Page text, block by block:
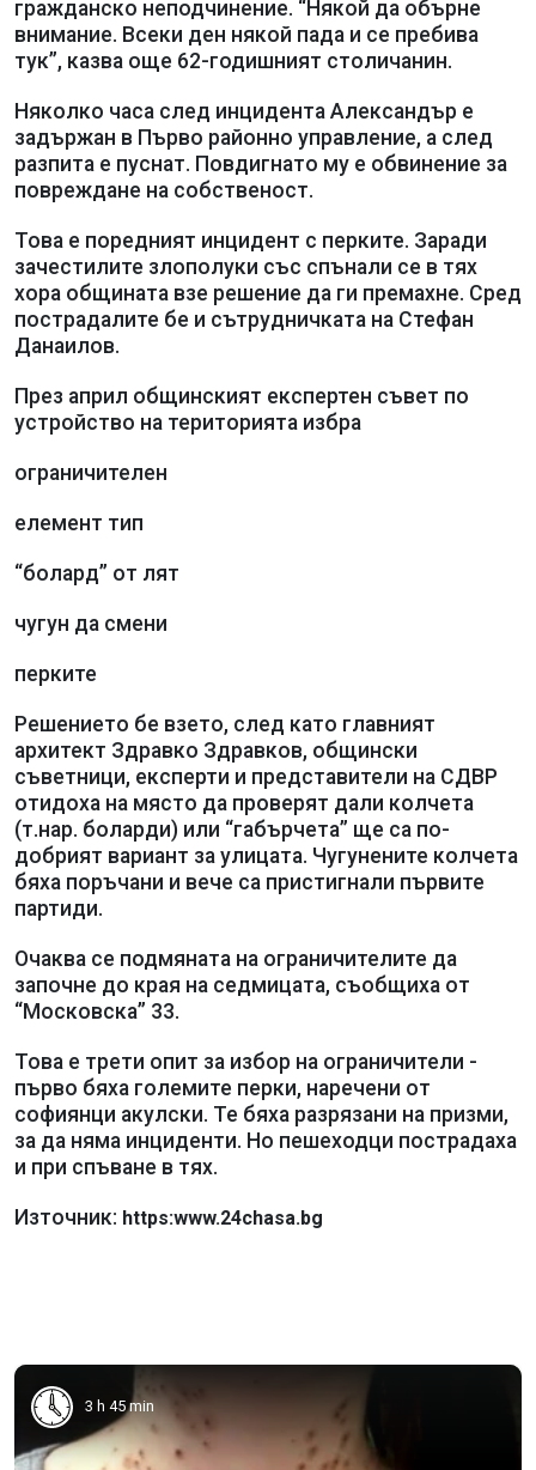
гражданско неподчинение. “Някой да обърне
внимание. Всеки ден някой пада и се пребива
тук”, казва още 62-годишният столичанин.
Няколко часа след инцидента Александър е
задържан в Първо районно управление, а след
разпита е пуснат. Повдигнато му е обвинение за
повреждане на собственост.
Това е поредният инцидент с перките. Заради
зачестилите злополуки със спънали се в тях
хора общината взе решение да ги премахне. Сред
пострадалите бе и сътрудничката на Стефан
Данаилов.
През април общинският експертен съвет по
устройство на територията избра
ограничителен
елемент тип
“болард” от лят
чугун да смени
перките
Решението бе взето, след като главният
архитект Здравко Здравков, общински
съветници, експерти и представители на СДВР
отидоха на място да проверят дали колчета
(т.нар. боларди) или “габърчета” ще са по-
добрият вариант за улицата. Чугунените колчета
бяха поръчани и вече са пристигнали първите
партиди.
Очаква се подмяната на ограничителите да
започне до края на седмицата, съобщиха от
“Московска” 33.
Това е трети опит за избор на ограничители -
първо бяха големите перки, наречени от
софиянци акулски. Те бяха разрязани на призми,
за да няма инциденти. Но пешеходци пострадаха
и при спъване в тях.
Източник: https:www.24chasa.bg
3 h 45 min